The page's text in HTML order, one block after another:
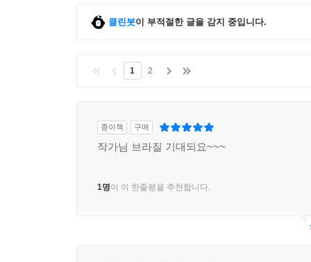
클린봇이 부적절한 글을 감지 중입니다.
1 2
종이책 구매
작가님 브라질 기대되요~~~
1명이 이 한줄평을 추천합니다.